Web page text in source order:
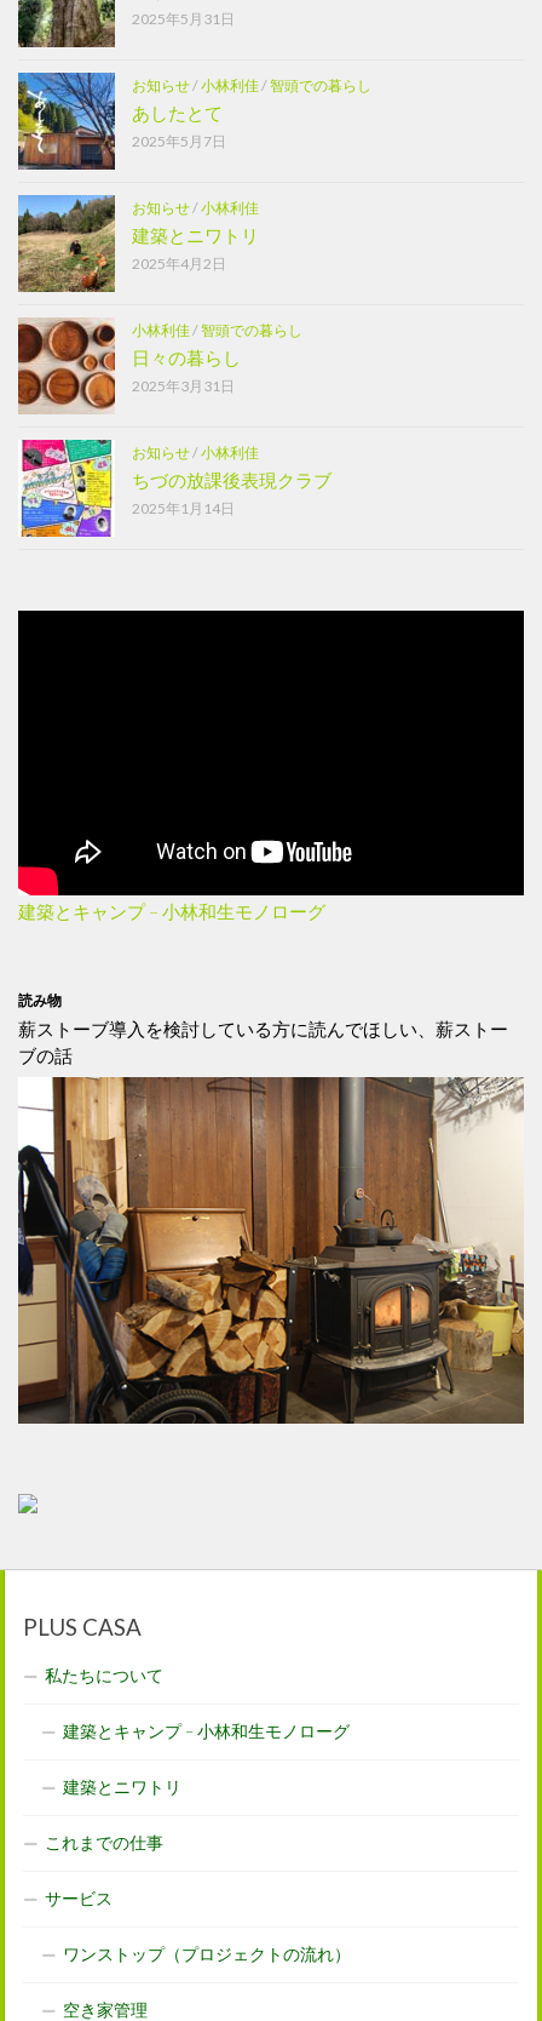
2025年5月31日
お知らせ/小林利佳/智頭での暮らし
あしたとて
2025年5月7日
お知らせ/小林利佳
建築とニワトリ
2025年4月2日
小林利佳/智頭での暮らし
日々の暮らし
2025年3月31日
お知らせ/小林利佳
ちづの放課後表現クラブ
2025年1月14日
建築とキャンプ – 小林和生モノローグ
読み物
薪ストーブ導入を検討している方に読んでほしい、薪ストー
ブの話
PLUS CASA
私たちについて
建築とキャンプ – 小林和生モノローグ
建築とニワトリ
これまでの仕事
サービス
ワンストップ（プロジェクトの流れ）
空き家管理